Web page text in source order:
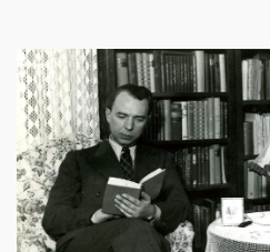
Image